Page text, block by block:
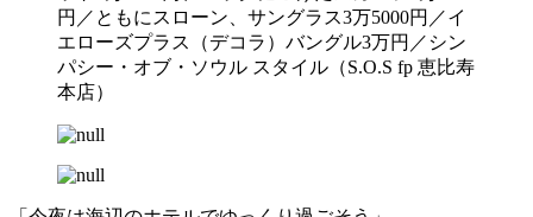
円／ともにスローン、サングラス3万5000円／イ
エローズプラス（デコラ）バングル3万円／シン
パシー・オブ・ソウル スタイル（S.O.S fp 恵比寿
本店）